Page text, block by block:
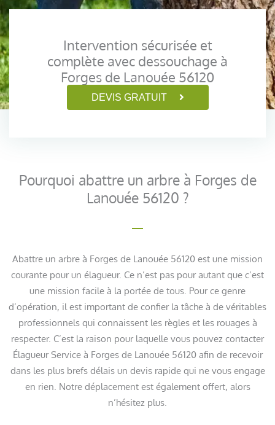
Intervention sécurisée et
complète avec dessouchage à
Forges de Lanouée 56120
DEVIS GRATUIT
Pourquoi abattre un arbre à Forges de
Lanouée 56120 ?
Abattre un arbre à Forges de Lanouée 56120 est une mission
courante pour un élagueur. Ce n’est pas pour autant que c’est
une mission facile à la portée de tous. Pour ce genre
d’opération, il est important de confier la tâche à de véritables
professionnels qui connaissent les règles et les rouages à
respecter. C’est la raison pour laquelle vous pouvez contacter
Élagueur Service à Forges de Lanouée 56120 afin de recevoir
dans les plus brefs délais un devis rapide qui ne vous engage
en rien. Notre déplacement est également offert, alors
n’hésitez plus.